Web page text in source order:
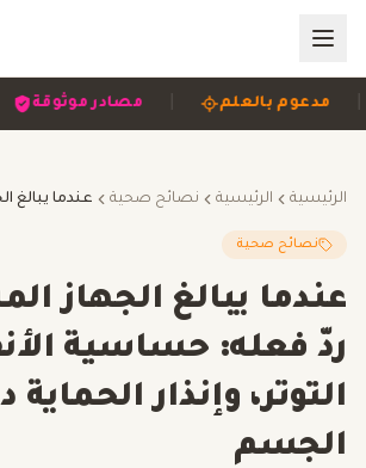
مراجعة صيدلانية مصادر موثوقة
الرئيسية الرئيسية نصائح صحية
نصائح صحية
عندما يبالغ الجهاز
ردّ فعله: حساسية
التوتر، وإنذار الحماية
الجسم